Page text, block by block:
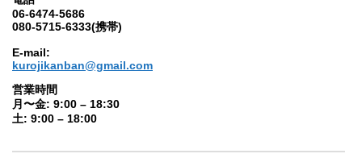
06-6474-5686
080-5715-6333(携帯)
E-mail:
kurojikanban@gmail.com
営業時間
月〜金: 9:00 – 18:30
土: 9:00 – 18:00